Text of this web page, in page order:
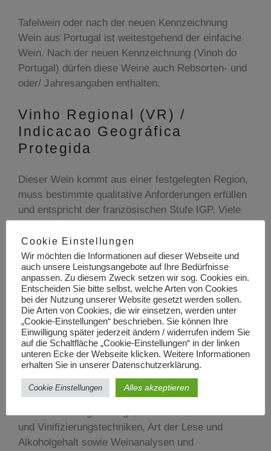
Tafelwein oder nach der neuen Kennzeichnung
Wein aus Portugal ist weitestgehend der einfache
Wein. Nach der neuen Kennzeichnung (Vinoh do
Portugal) dürfen diese Weine auch Rebsorten- und
oder/ Jahresangaben enthalten.
Vinho Regional (VR) /
Indicacao Geográfica
Protegida
Dieser Wein kommt aus einer festgelegten Region,
muss bestimmte qualitative Anforderungen erfüllen
und entspricht der französischen Stufe IGP. Viele
wieder, wenn sie aus nicht zugelassenen Rebsorten
bestehen oder die Region keinen
Qualitätsweinstatus hat.
Denomicao de Origem
Controlada (DOC)/ Denomicao
de Origem Protegida (DOP)
Hierbei handelt es sich um Weine einer
kontrollierten Herkunft, bzw. eines geschützten
Ursprungs. In dieser Stufe gibt es strenge
und Vinifizierungstechniken, Art der Lese und
Alkoholgehalt sowie Weinanalysen und
Cookie Einstellungen
Wir möchten die Informationen auf dieser Webseite und
auch unsere Leistungsangebote auf Ihre Bedürfnisse
anpassen. Zu diesem Zweck setzen wir sog. Cookies ein.
Entscheiden Sie bitte selbst, welche Arten von Cookies
bei der Nutzung unserer Website gesetzt werden sollen.
Die Arten von Cookies, die wir einsetzen, werden unter
„Cookie-Einstellungen“ beschrieben. Sie können Ihre
Einwilligung später jederzeit ändern / widerrufen indem Sie
auf die Schaltfläche „Cookie-Einstellungen“ in der linken
unteren Ecke der Webseite klicken. Weitere Informationen
erhalten Sie in unserer Datenschutzerklärung.
Cookie Einstellungen Alles akzeptieren